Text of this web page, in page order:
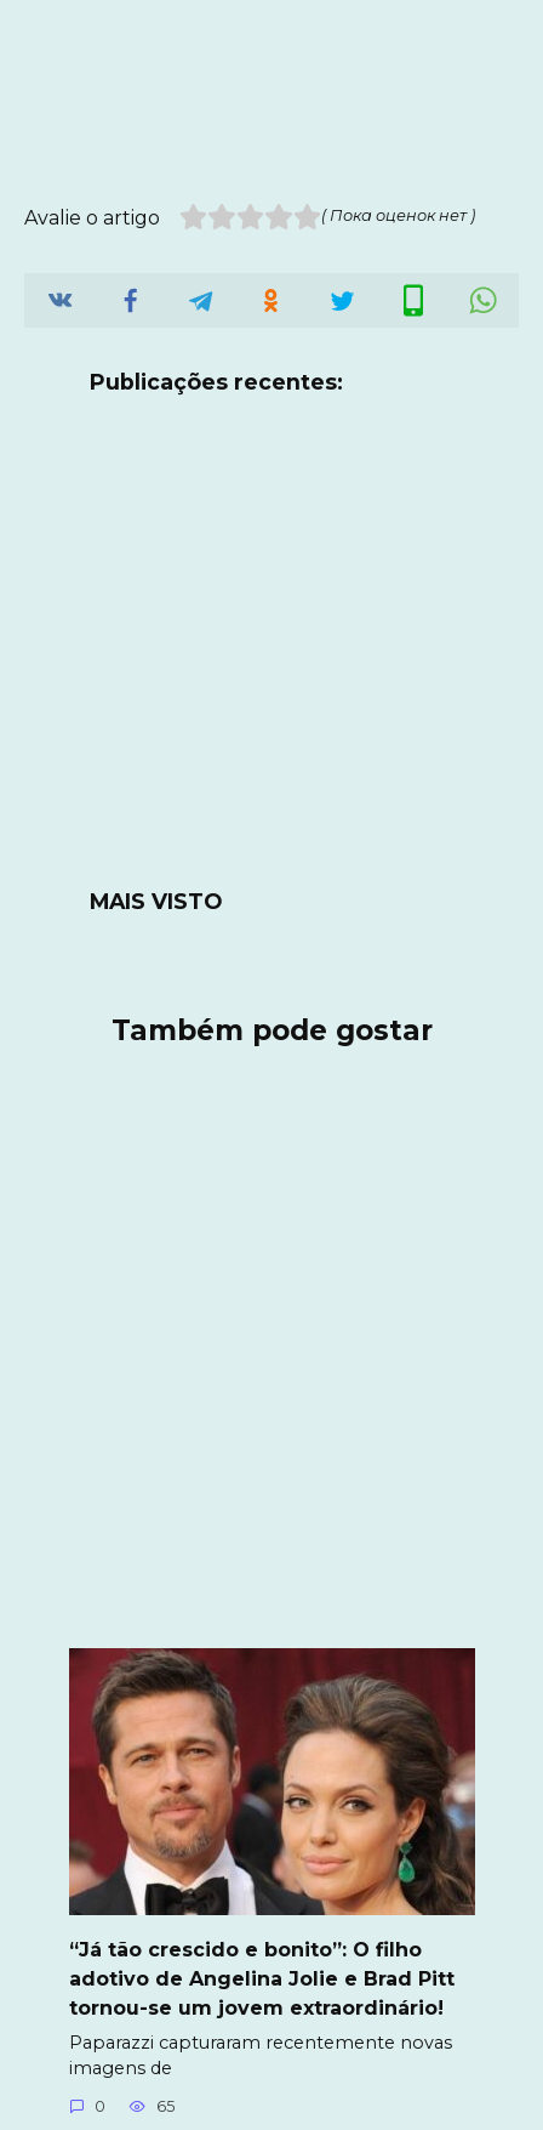
Avalie o artigo ( Пока оценок нет )
Publicações recentes:
MAIS VISTO
Também pode gostar
“Já tão crescido e bonito”: O filho
adotivo de Angelina Jolie e Brad Pitt
tornou-se um jovem extraordinário!
Paparazzi capturaram recentemente novas
imagens de
0 65